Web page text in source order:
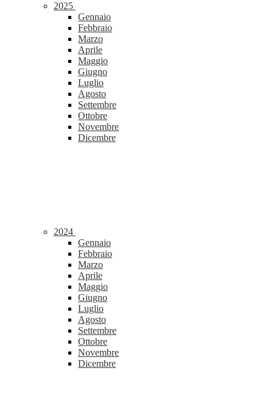
2025
Gennaio
Febbraio
Marzo
Aprile
Maggio
Giugno
Luglio
Agosto
Settembre
Ottobre
Novembre
Dicembre
2024
Gennaio
Febbraio
Marzo
Aprile
Maggio
Giugno
Luglio
Agosto
Settembre
Ottobre
Novembre
Dicembre